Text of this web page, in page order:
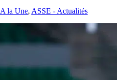
A la Une, ASSE - Actualités